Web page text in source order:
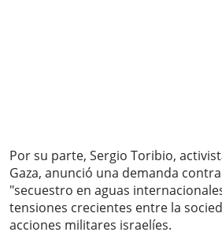
Por su parte, Sergio Toribio,
Gaza, anunció una demanda
"secuestro en aguas
tensiones crecientes entre la
acciones militares israelíes.